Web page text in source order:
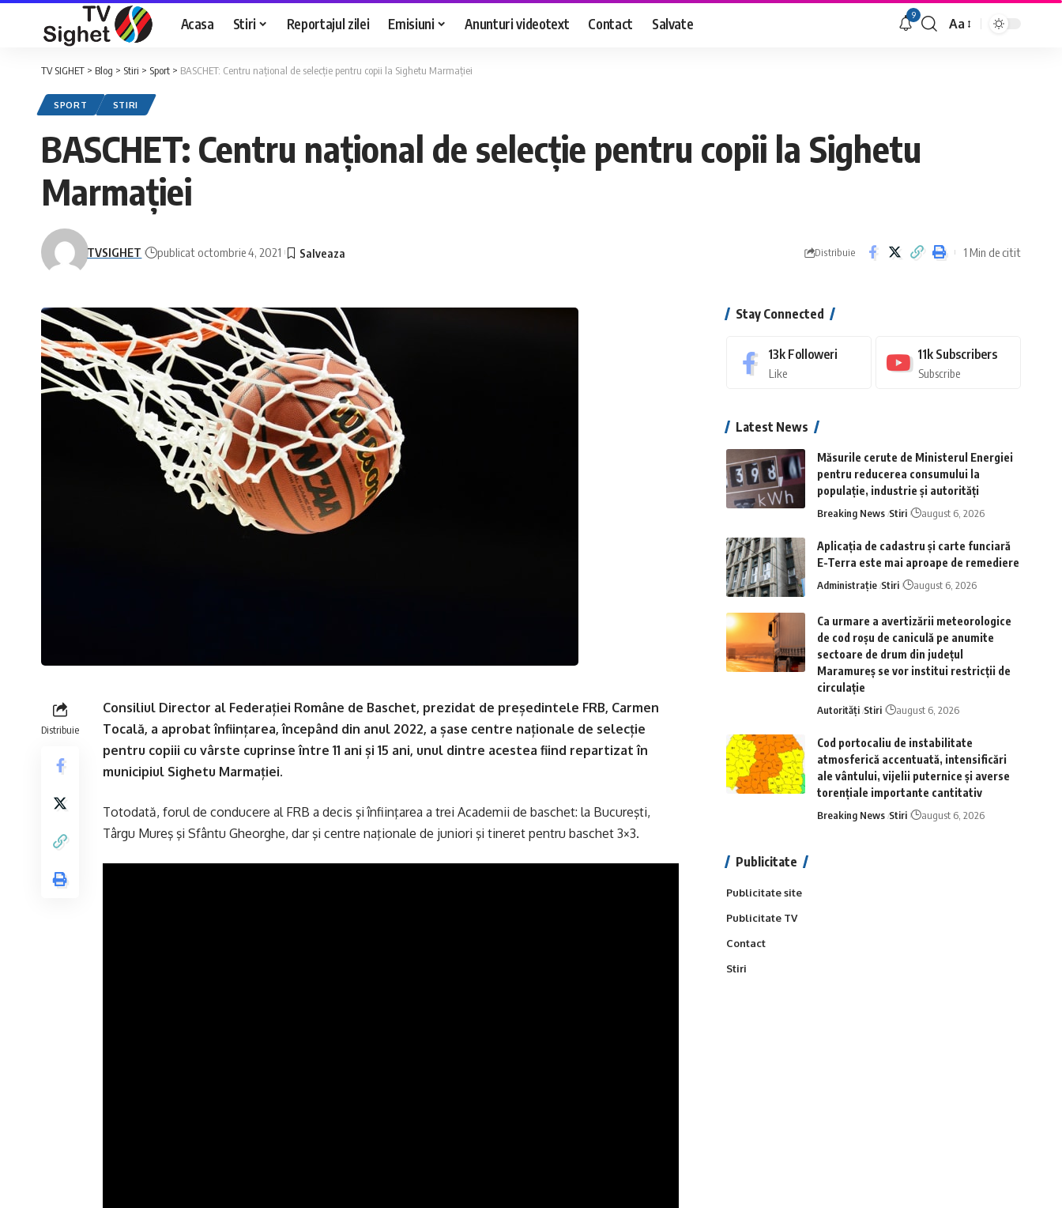
Acasa Stiri Reportajul zilei Emisiuni Anunturi videotext Contact Salvate 9
Font
Aa
TV SIGHET > Blog > Stiri > Sport > BASCHET: Centru național de selecție pentru copii la Sighetu Marmației
SPORT STIRI
BASCHET: Centru național de selecție pentru copii la Sighetu
Marmației
TVSIGHET publicat octombrie 4, 2021 Distribuie 1 Min de citit
Distribuie
Consiliul Director al Federației Române de Baschet, prezidat de președintele FRB, Carmen
Tocală, a aprobat înființarea, începând din anul 2022, a șase centre naționale de selecție
pentru copiii cu vârste cuprinse între 11 ani și 15 ani, unul dintre acestea fiind repartizat în
municipiul Sighetu Marmației.
Totodată, forul de conducere al FRB a decis şi înfiinţarea a trei Academii de baschet: la Bucureşti,
Târgu Mureş şi Sfântu Gheorghe, dar şi centre naţionale de juniori şi tineret pentru baschet 3×3.
Stay Connected
13k Followeri
Like
11k Subscribers
Subscribe
Latest News
Măsurile cerute de Ministerul Energiei
pentru reducerea consumului la
populație, industrie și autorități
Breaking News Stiri august 6, 2026
Aplicaţia de cadastru şi carte funciară
E-Terra este mai aproape de remediere
Administrație Stiri august 6, 2026
Ca urmare a avertizării meteorologice
de cod roșu de caniculă pe anumite
sectoare de drum din județul
Maramureș se vor institui restricții de
circulație
Autorități Stiri august 6, 2026
Cod portocaliu de instabilitate
atmosferică accentuată, intensificări
ale vântului, vijelii puternice și averse
torențiale importante cantitativ
Breaking News Stiri august 6, 2026
Publicitate
Publicitate site
Publicitate TV
Contact
Stiri